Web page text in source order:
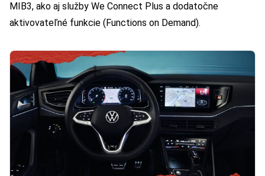
MIB3, ako aj služby We Connect Plus a dodatočne
aktivovateľné funkcie (Functions on Demand).